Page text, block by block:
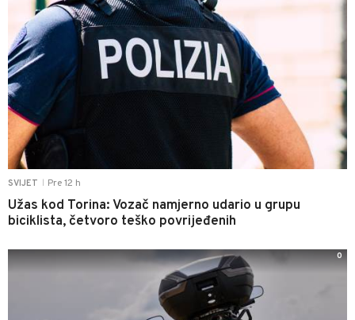
SVIJET Pre 12 h
Užas kod Torina: Vozač namjerno udario u grupu
biciklista, četvoro teško povrijeđenih
0